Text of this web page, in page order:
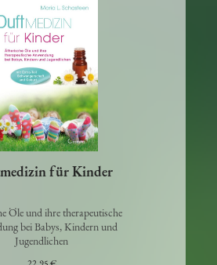
für Kinder
Öle und ihre therapeutische
bei Babys, Kindern und
Jugendlichen